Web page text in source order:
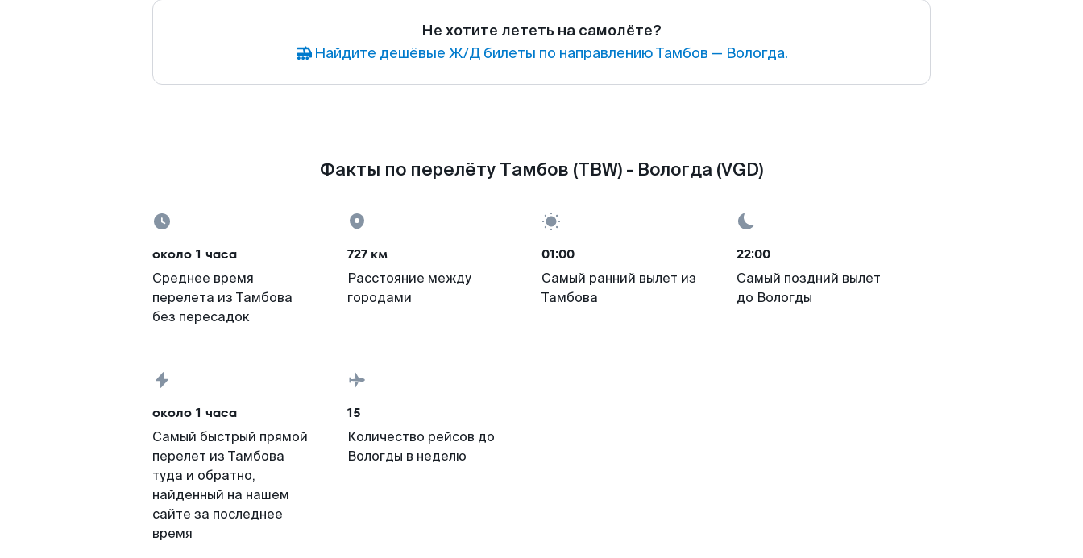
Не хотите лететь на самолёте?
Найдите дешёвые Ж/Д билеты по направлению Тамбов — Вологда.
Факты по перелёту Тамбов (TBW) - Вологда (VGD)
около 1 часа
Среднее время
перелета из Тамбова
без пересадок
727 км
Расстояние между
городами
01:00
Самый ранний вылет из
Тамбова
22:00
Самый поздний вылет
до Вологды
около 1 часа
Самый быстрый прямой
перелет из Тамбова
туда и обратно,
найденный на нашем
сайте за последнее
время
15
Количество рейсов до
Вологды в неделю